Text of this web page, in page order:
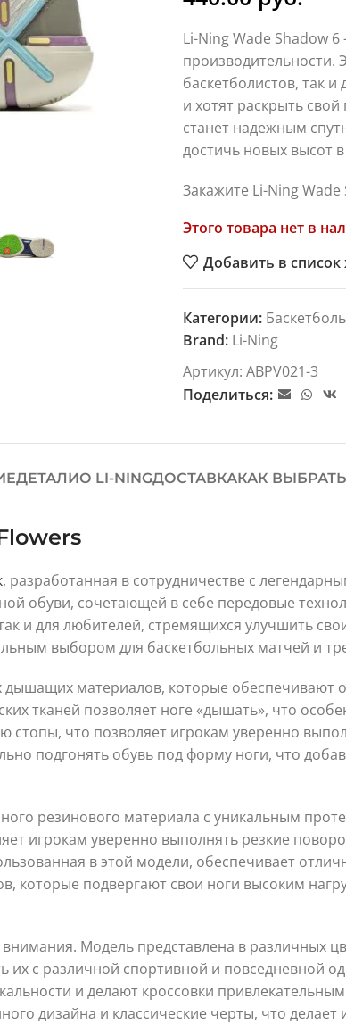
Li-Ning Wade Shadow
производительности.
баскетболистов, так
и хотят раскрыть
станет надежным
достичь новых высот
Закажите Li-Ning
Этого товара нет в
Добавить в
Категории:
Brand: Li-Ning
Артикул: ABPV021-3
Поделиться:
ДЕТАЛИО LI-NINGДОСТАВКАКАК
, разработанная в сотрудничестве с
обуви, сочетающей в себе передовые
и для любителей, стремящихся улучшить
выбором для баскетбольных матчей и
дышащих материалов, которые
тканей позволяет ноге «дышать», что
стопы, что позволяет игрокам уверенно
подгонять обувь под форму ноги, что
резинового материала с уникальным
игрокам уверенно выполнять резкие
в этой модели, обеспечивает
которые подвергают свои ноги высоким
Модель представлена в различных
их с различной спортивной и повседневной
и делают кроссовки
дизайна и классические черты, что